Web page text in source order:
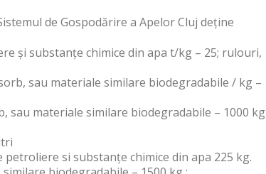
de Gospodărire a Apelor Cluj deține
și substanțe chimice din apa t/kg – 25; rulouri,
sau materiale similare biodegradabile / kg –
sau materiale similare biodegradabile – 1000 kg
si substanțe chimice din apa 225 kg.